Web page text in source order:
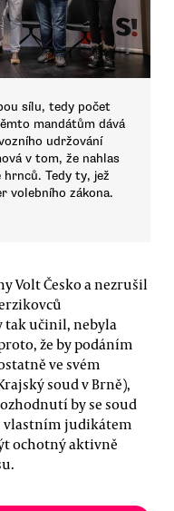
sílu, tedy počet
mandátům dává
udržování
v tom, že nahlas
Tedy ty, jež
volebního zákona.
Volt Česko a nezrušil
tak učinil, nebyla
že by podáním
ve svém
soud v Brně),
by se soud
vlastním judikátem
ochotný aktivně